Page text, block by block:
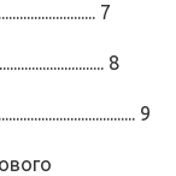
7
8
9